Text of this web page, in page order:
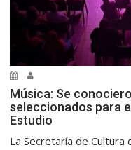
Música: Se
seleccionados para
Estudio
La Secretaría de